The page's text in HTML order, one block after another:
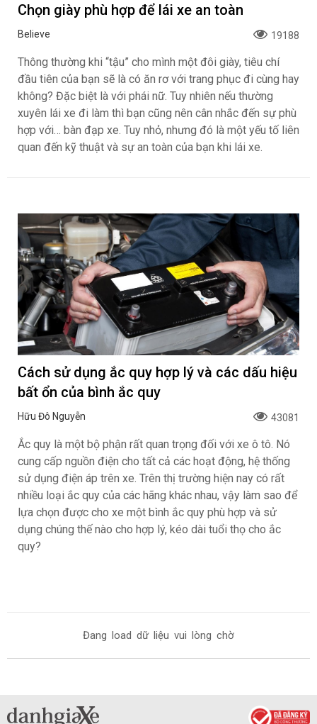
Chọn giày phù hợp để lái xe an toàn
Believe 19188
Thông thường khi “tậu” cho mình một đôi giày, tiêu chí
đầu tiên của bạn sẽ là có ăn rơ với trang phục đi cùng hay
không? Đặc biệt là với phái nữ. Tuy nhiên nếu thường
xuyên lái xe đi làm thì bạn cũng nên cân nhắc đến sự phù
hợp với… bàn đạp xe. Tuy nhỏ, nhưng đó là một yếu tố liên
quan đến kỹ thuật và sự an toàn của bạn khi lái xe.
Cách sử dụng ắc quy hợp lý và các dấu hiệu
bất ổn của bình ắc quy
Hữu Đô Nguyễn 43081
Ắc quy là một bộ phận rất quan trọng đối với xe ô tô. Nó
cung cấp nguồn điện cho tất cả các hoạt động, hệ thống
sử dụng điện áp trên xe. Trên thị trường hiện nay có rất
nhiều loại ắc quy của các hãng khác nhau, vậy làm sao để
lựa chọn được cho xe một bình ắc quy phù hợp và sử
dụng chúng thế nào cho hợp lý, kéo dài tuổi thọ cho ắc
quy?
Đang load dữ liệu vui lòng chờ